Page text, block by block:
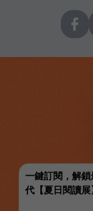
一鍵訂閱，解
代【夏日閱讀